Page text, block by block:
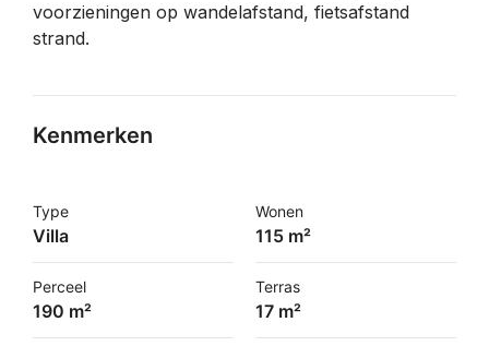
voorzieningen op wandelafstand, fietsafstand
strand.
Kenmerken
Type
Villa
Wonen
115 m²
Perceel
190 m²
Terras
17 m²